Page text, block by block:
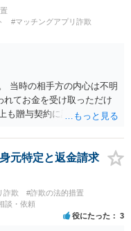
言われたので教えたりと
とりは、青少年条例違反
満と知らなくても処罰可
#マッチングアプリ詐欺
当時の相手方の内心は不明
てお金を受け取っただけ
も贈与契約に該当すると思
てください。 ご不安であれ
もしれません。 以上、ご参
元特定と返金請求
詐欺
#詐欺の法的措置
談・依頼
役にたった 3